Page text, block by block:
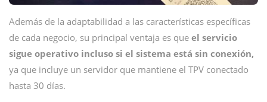
Además de la adaptabilidad a las características específicas
de cada negocio, su principal ventaja es que el servicio
sigue operativo incluso si el sistema está sin conexión,
ya que incluye un servidor que mantiene el TPV conectado
hasta 30 días.